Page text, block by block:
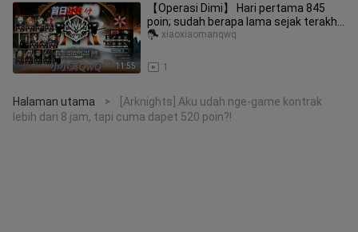
11:55
【Operasi Dimi】 Hari pertama 845
poin; sudah berapa lama sejak terakhir
kali kamu histeris meneriakka
1
xiaoxiaomanqwq
Halaman utama >
[Arknights] Aku udah nge-game kontrak
lebih dari 8 jam, tapi cuma dapet 520 poin?!